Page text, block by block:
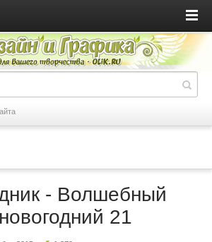
- Волшебный
21